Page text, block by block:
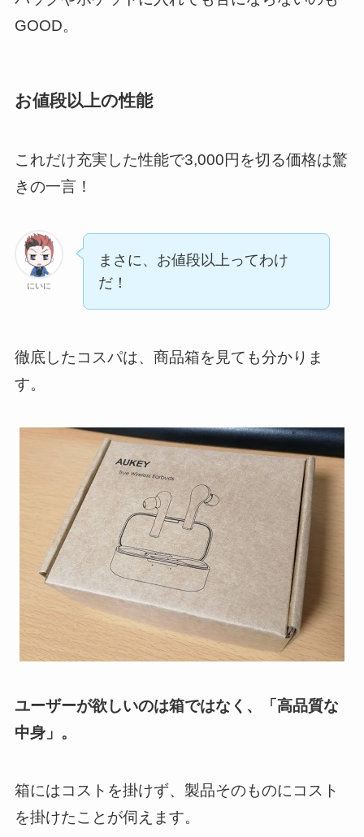
GOOD。
お値段以上の性能
これだけ充実した性能で3,000円を切る価格は驚
きの一言！
にいに
まさに、お値段以上ってわけ
だ！
徹底したコスパは、商品箱を見ても分かりま
す。
ユーザーが欲しいのは箱ではなく、「高品質な
中身」。
箱にはコストを掛けず、製品そのものにコスト
を掛けたことが伺えます。